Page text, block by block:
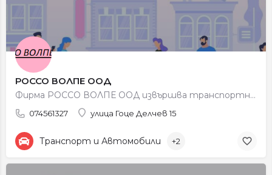
РОССО ВОЛПЕ ООД
Фирма РОССО ВОЛПЕ ООД извършва транспортни услуги. Основната и дейност е Международен автомобилен…
074561327 улица Гоце Делчев 15
Транспорт и Автомобили +2